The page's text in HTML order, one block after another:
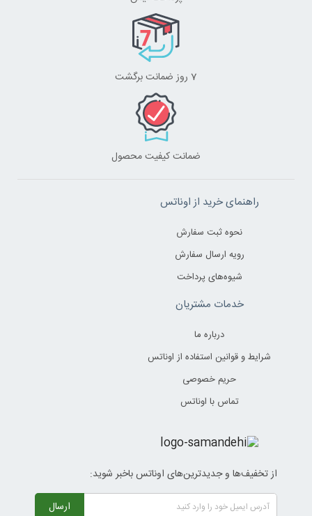
7 روز ضمانت برگشت
ضمانت کیفیت محصول
راهنمای خرید از اوناتس
نحوه ثبت سفارش
رویه ارسال سفارش
شیوه‌های پرداخت
خدمات مشتریان
درباره ما
شرایط و قوانین استفاده از اوناتس
حریم خصوصی
تماس با اوناتس
از تخفیف‌ها و جدیدترین‌های اوناتس باخبر شوید:
ارسال